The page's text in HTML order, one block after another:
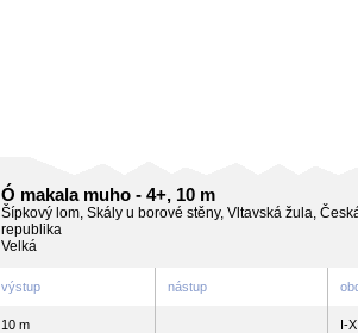
Ó makala muho - 4+, 10 m
Šípkový lom, Skály u borové stěny, Vltavská žula,
republika
Velká
výstup nástup
10 m I-